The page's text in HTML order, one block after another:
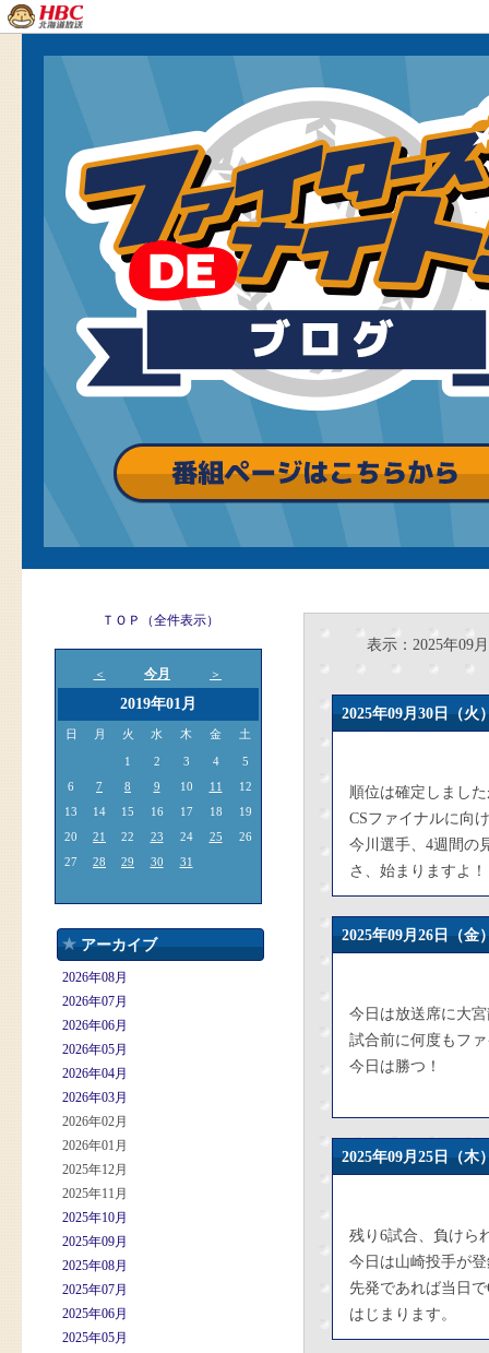
ＴＯＰ（全件表示）
＜ 今月 ＞
2019年01月
日 月 火 水 木 金 土
1 2 3 4
5
6
7 8 9 10 11
12
13
14 15 16 17 18
19
20
21 22 23 24 25
26
27
28 29 30 31
アーカイブ
2026年08月
2026年07月
2026年06月
2026年05月
2026年04月
2026年03月
2026年02月
2026年01月
2025年12月
2025年11月
2025年10月
2025年09月
2025年08月
2025年07月
2025年06月
2025年05月
表示：2025年09月
2025年09月30日
順位は確定しまし
CSファイナルに向
今川選手、4週間の
さ、始まりますよ！
2025年09月26日
今日は放送席に大
試合前に何度もフ
今日は勝つ！
2025年09月25日
残り6試合、負けら
今日は山崎投手が
先発であれば当日
はじまります。